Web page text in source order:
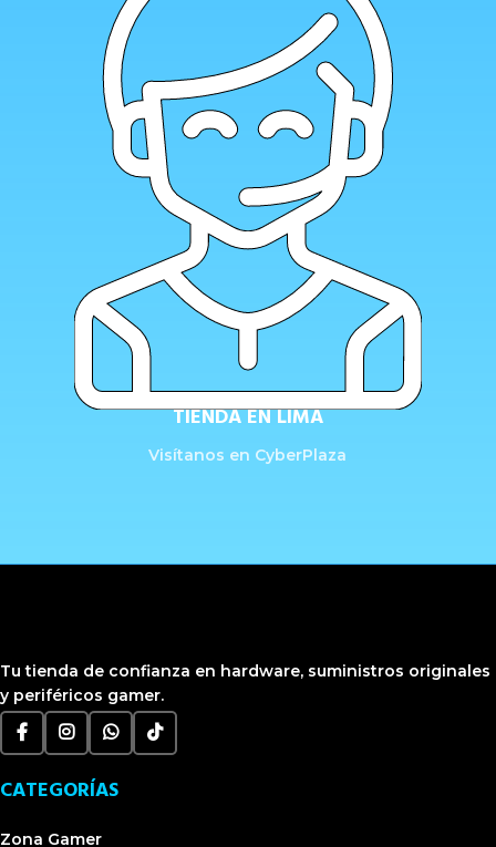
TIENDA EN LIMA
Visítanos en CyberPlaza
Tu tienda de confianza en hardware, suministros originales
y periféricos gamer.
CATEGORÍAS
Zona Gamer